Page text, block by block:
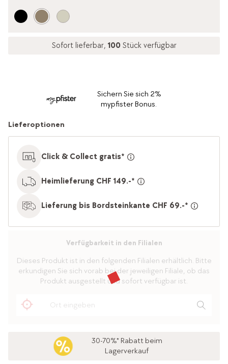
Sofort lieferbar,100 Stück verfügbar
Sichern Sie sich 2%
mypfister Bonus.
Lieferoptionen
Click & Collect gratis*
Heimlieferung CHF 149.-*
Lieferung bis Bordsteinkante CHF 69.-*
Verfügbarkeit in den Filialen
Dieses Produkt ist in den folgenden Filialen erhältlich. Bitte
erkundigen Sie sich vorab bei der jeweiligen Filiale, ob das
Produkt ausgestellt und sofort verfügbar ist.
30-70%* Rabatt beim
Lagerverkauf